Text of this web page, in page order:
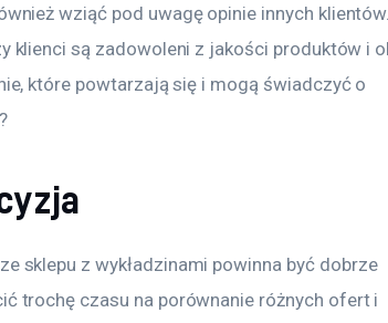
wziąć pod uwagę opinie innych
klienci są zadowoleni z jakości produktów i
które powtarzają się i mogą świadczyć o
sklepu z wykładzinami powinna być dobrze
trochę czasu na porównanie różnych ofert i